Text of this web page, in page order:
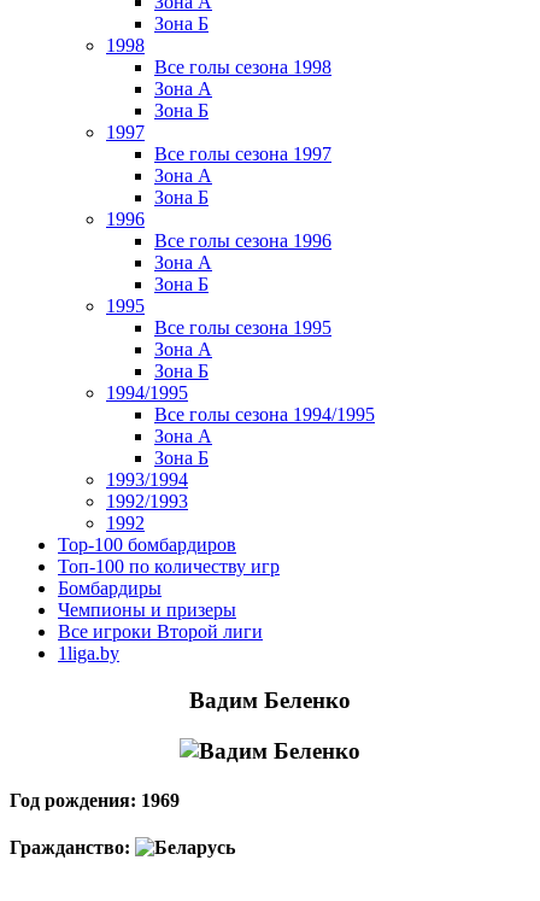
Зона Б
1998
Все голы сезона 1998
Зона А
Зона Б
1997
Все голы сезона 1997
Зона А
Зона Б
1996
Все голы сезона 1996
Зона А
Зона Б
1995
Все голы сезона 1995
Зона А
Зона Б
1994/1995
Все голы сезона 1994/1995
Зона А
Зона Б
1993/1994
1992/1993
1992
Top-100 бомбардиров
Топ-100 по количеству игр
Бомбардиры
Чемпионы и призеры
Все игроки Второй лиги
1liga.by
Вадим Беленко
Год рождения: 1969
Гражданство: